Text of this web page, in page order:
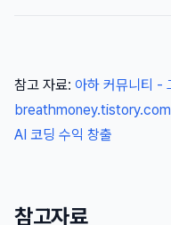
참고 자료: 아하 커뮤니티 -
AI 코딩 수익 창출
참고자료